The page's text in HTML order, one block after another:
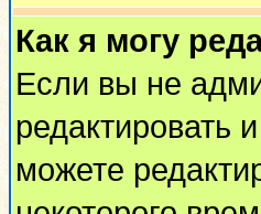
Как я могу
Если вы не
редактировать
можете